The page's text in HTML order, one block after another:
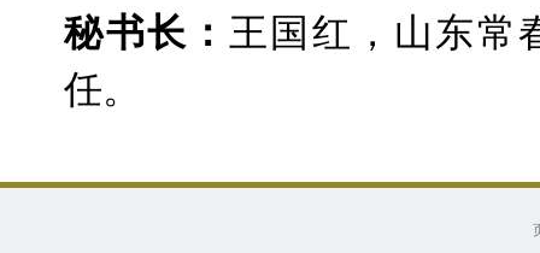
秘书长：王国红，山东常
任。